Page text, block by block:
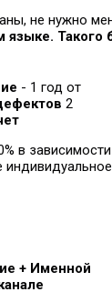
не нужно
языке. Такого
- 1 год от
2
в
индивидуальное
+ Именной